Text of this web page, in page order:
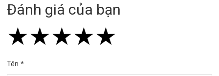
Đánh giá của bạn
★
★★
★★★
★★★★
★★★★★
Tên *